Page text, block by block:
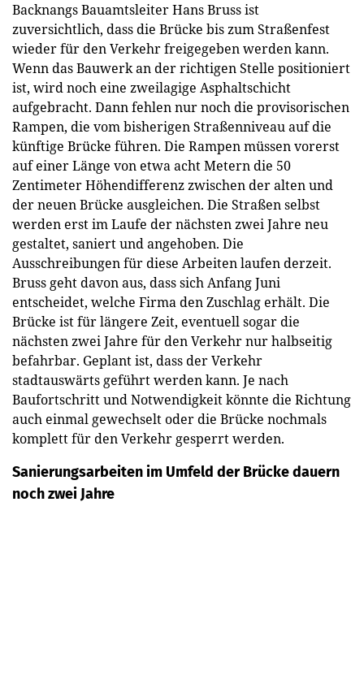
Backnangs Bauamtsleiter Hans Bruss ist
zuversichtlich, dass die Brücke bis zum Straßenfest
wieder für den Verkehr freigegeben werden kann.
Wenn das Bauwerk an der richtigen Stelle positioniert
ist, wird noch eine zweilagige Asphaltschicht
aufgebracht. Dann fehlen nur noch die provisorischen
Rampen, die vom bisherigen Straßenniveau auf die
künftige Brücke führen. Die Rampen müssen vorerst
auf einer Länge von etwa acht Metern die 50
Zentimeter Höhendifferenz zwischen der alten und
der neuen Brücke ausgleichen. Die Straßen selbst
werden erst im Laufe der nächsten zwei Jahre neu
gestaltet, saniert und angehoben. Die
Ausschreibungen für diese Arbeiten laufen derzeit.
Bruss geht davon aus, dass sich Anfang Juni
entscheidet, welche Firma den Zuschlag erhält. Die
Brücke ist für längere Zeit, eventuell sogar die
nächsten zwei Jahre für den Verkehr nur halbseitig
befahrbar. Geplant ist, dass der Verkehr
stadtauswärts geführt werden kann. Je nach
Baufortschritt und Notwendigkeit könnte die Richtung
auch einmal gewechselt oder die Brücke nochmals
komplett für den Verkehr gesperrt werden.
Sanierungsarbeiten im Umfeld der Brücke dauern
noch zwei Jahre